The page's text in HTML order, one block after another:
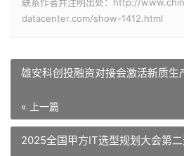
datacenter.com/show-1412.html
雄安科创投融资对接会激活新质生
« 上一篇
2025全国甲方IT选型规划大会第